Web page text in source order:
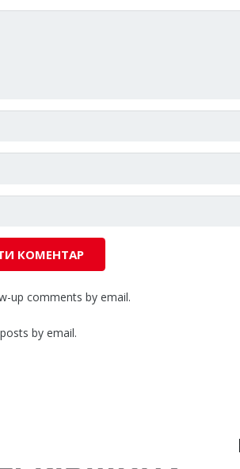
up comments by email.
by email.